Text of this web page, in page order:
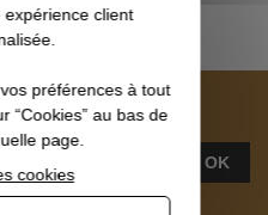
Idées cadeaux pour lui
OK
client
préférences à tout
“Cookies” au bas de
page.
cookies